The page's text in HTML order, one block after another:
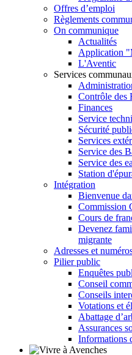
Offres d’emploi
Règlements
On communique
Actualités
Application
L'Aventic
Services
Contrôle des
Finances
Service
Sécurité
Services
Service des
Service des
Station
Intégration
Bienvenue
Commission
Cours de
Devenez
migrante
Adresses et
Pilier public
Enquêtes
Conseil
Conseils
Votations et
Abattage
Assurances
Informations